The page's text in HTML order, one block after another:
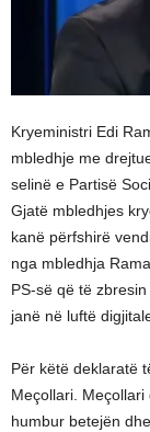
Kryeministri Edi
mbledhje me
selinë e Partisë
Gjatë mbledhjes
kanë përfshirë
nga mbledhja
PS-së që të
janë në luftë
Për këtë deklaratë
Meçollari.
humbur betejën